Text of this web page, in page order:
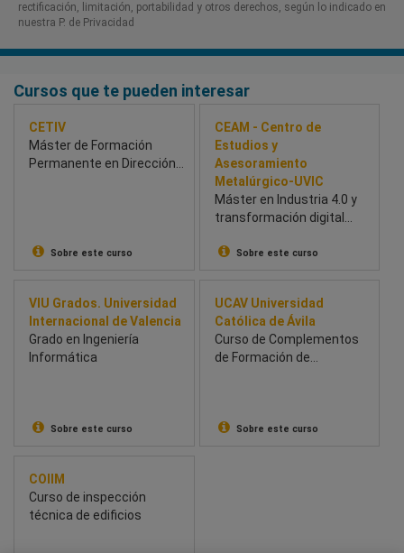
rectificación, limitación, portabilidad y otros derechos, según lo indicado en
nuestra P. de Privacidad​
Cursos que te pueden interesar
CETIV
Máster de Formación
Permanente en Dirección
Sobre este curso
CEAM - Centro de
Estudios y
Asesoramiento
Metalúrgico-UVIC
Máster en Industria 4.0 y
transformación digital
financiación)
Sobre este curso
VIU Grados. Universidad
Internacional de Valencia
Grado en Ingeniería
Informática
Sobre este curso
UCAV Universidad
Católica de Ávila
Curso de Complementos
de Formación de
Sobre este curso
COIIM
Curso de inspección
técnica de edificios